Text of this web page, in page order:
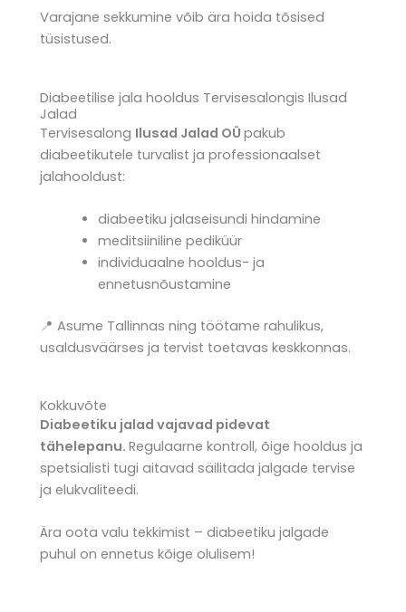
Varajane sekkumine võib ära hoida tõsised
tüsistused.
Diabeetilise jala hooldus Tervisesalongis Ilusad
Jalad
Tervisesalong Ilusad Jalad OÜ pakub
diabeetikutele turvalist ja professionaalset
jalahooldust:
diabeetiku jalaseisundi hindamine
meditsiiniline pediküür
individuaalne hooldus- ja
ennetusnõustamine
📍 Asume Tallinnas ning töötame rahulikus,
usaldusväärses ja tervist toetavas keskkonnas.
Kokkuvõte
Diabeetiku jalad vajavad pidevat
tähelepanu. Regulaarne kontroll, õige hooldus ja
spetsialisti tugi aitavad säilitada jalgade tervise
ja elukvaliteedi.
Ära oota valu tekkimist – diabeetiku jalgade
puhul on ennetus kõige olulisem!